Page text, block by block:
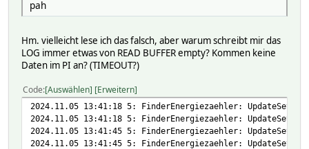
pah
Hm. vielleicht lese ich das falsch, aber warum schreibt mir das
LOG immer etwas von READ BUFFER empty? Kommen keine
Daten im PI an? (TIMEOUT?)
Code Auswählen Erweitern
2024.11.05 13:41:18 5: FinderEnergiezaehler:
2024.11.05 13:41:18 5: FinderEnergiezaehler:
2024.11.05 13:41:45 5: FinderEnergiezaehler:
2024.11.05 13:41:45 5: FinderEnergiezaehler: